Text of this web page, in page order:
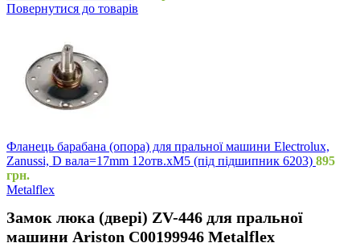
Повернутися до товарів
Фланець барабана (опора) для пральної машини Electrolux,
Zanussi, D вала=17mm 12отв.xM5 (під підшипник 6203) 895
грн.
Metalflex
Замок люка (двері) ZV-446 для пральної
машини Ariston C00199946 Metalflex